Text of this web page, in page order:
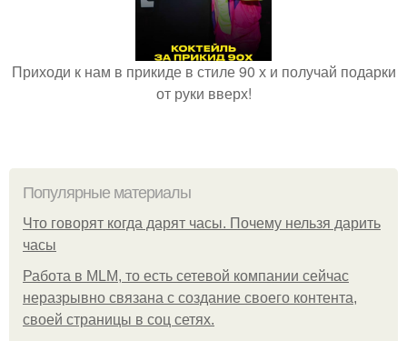
Приходи к нам в прикиде в стиле 90 х и получай подарки
от руки вверх!
Популярные материалы
Что говорят когда дарят часы. Почему нельзя дарить
часы
Работа в MLM, то есть сетевой компании сейчас
неразрывно связана с создание своего контента,
своей страницы в соц сетях.